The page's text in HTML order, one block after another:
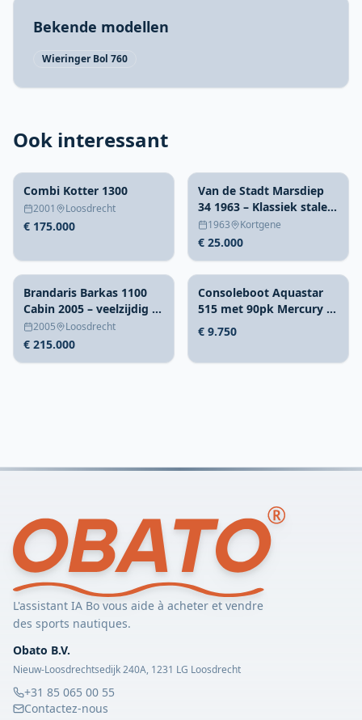
Bekende modellen
Wieringer Bol 760
Ook interessant
Combi Kotter 1300
2001 Loosdrecht
€ 175.000
Van de Stadt Marsdiep
34 1963 – Klassiek stalen
zeiljacht
1963 Kortgene
€ 25.000
Brandaris Barkas 1100
Cabin 2005 – veelzijdig &
snel
2005 Loosdrecht
€ 215.000
Consoleboot Aquastar
515 met 90pk Mercury –
Compleet met trailer
€ 9.750
L'assistant IA Bo vous aide à acheter et vendre
des sports nautiques.
Obato B.V.
Nieuw-Loosdrechtsedijk 240A, 1231 LG Loosdrecht
+31 85 065 00 55
Contactez-nous